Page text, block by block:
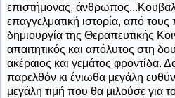
επιστήμονας,
επαγγελματική ιστορία, από
δημιουργία της Θεραπευτικής
απαιτητικός και απόλυτος στη
ακέραιος και γεμάτος φροντίδα.
παρελθόν κι ένιωθα μεγάλη
μεγάλη τιμή που θα μιλούσε για